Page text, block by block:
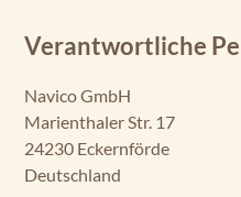
Verantwortliche
Navico GmbH
Marienthaler Str. 17
24230 Eckernförde
Deutschland